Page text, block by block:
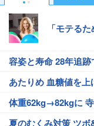
「モテる
容姿と寿命 28年追
あたりめ 血糖値を上
体重62kg→82kgに
夏のむくみ対策 ツボ